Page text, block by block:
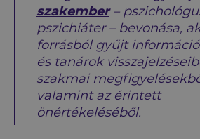
szakember–
pszichiáter – bevonása,
forrásból gyűjt
és tanárok
szakmai
valamint az érintett
önértékeléséből.